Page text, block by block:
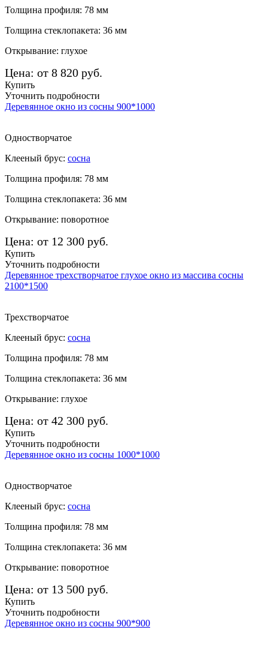
Толщина профиля: 78 мм
Толщина стеклопакета: 36 мм
Открывание: глухое
Цена: от 8 820 руб.
Купить
Уточнить подробности
Деревянное окно из сосны 900*1000
Одностворчатое
Клееный брус: сосна
Толщина профиля: 78 мм
Толщина стеклопакета: 36 мм
Открывание: поворотное
Цена: от 12 300 руб.
Купить
Уточнить подробности
Деревянное трехстворчатое глухое окно из массива сосны
2100*1500
Трехстворчатое
Клееный брус: сосна
Толщина профиля: 78 мм
Толщина стеклопакета: 36 мм
Открывание: глухое
Цена: от 42 300 руб.
Купить
Уточнить подробности
Деревянное окно из сосны 1000*1000
Одностворчатое
Клееный брус: сосна
Толщина профиля: 78 мм
Толщина стеклопакета: 36 мм
Открывание: поворотное
Цена: от 13 500 руб.
Купить
Уточнить подробности
Деревянное окно из сосны 900*900